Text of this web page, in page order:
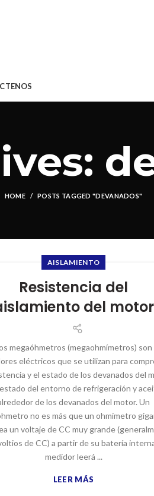
HOME POSTS TAGGED "DEVANADOS"
AISLAMIENTO
Resistencia del
del motor
megaóhmetros (megaohmímetros) son
eléctricos que se utilizan para
y el estado de los devanados del
del entorno de refrigeración y
de los devanados del motor. Un
no es más que un ohmímetro
un voltaje de CC muy grande
de CC) a partir de su batería
medidor leerá ...
LEER MÁS